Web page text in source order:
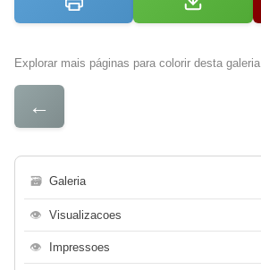
Explorar mais páginas para colorir desta galeria
←
🗃 Galeria
👁 Visualizacoes
👁 Impressoes